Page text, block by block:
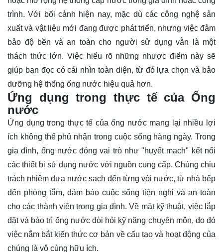
trình. Với bối cảnh hiện nay, mặc dù các công nghệ sản
xuất và vật liệu mới đang được phát triển, nhưng việc đảm
bảo độ bền và an toàn cho người sử dụng vẫn là một
thách thức lớn. Việc hiểu rõ những nhược điểm này sẽ
giúp bạn đọc có cái nhìn toàn diện, từ đó lựa chọn và bảo
dưỡng hệ thống ống nước hiệu quả hơn.
Ứng dụng trong thực tế của Ống
nước
Ứng dụng trong thực tế của ống nước mang lại nhiều lợi
ích không thể phủ nhận trong cuộc sống hàng ngày. Trong
gia đình, ống nước đóng vai trò như "huyết mạch" kết nối
các thiết bị sử dụng nước với nguồn cung cấp. Chúng chịu
trách nhiệm đưa nước sạch đến từng vòi nước, từ nhà bếp
đến phòng tắm, đảm bảo cuộc sống tiện nghi và an toàn
cho các thành viên trong gia đình. Về mặt kỹ thuật, việc lắp
đặt và bảo trì ống nước đòi hỏi kỹ năng chuyên môn, do đó
việc nắm bắt kiến thức cơ bản về cấu tạo và hoạt động của
chúng là vô cùng hữu ích.